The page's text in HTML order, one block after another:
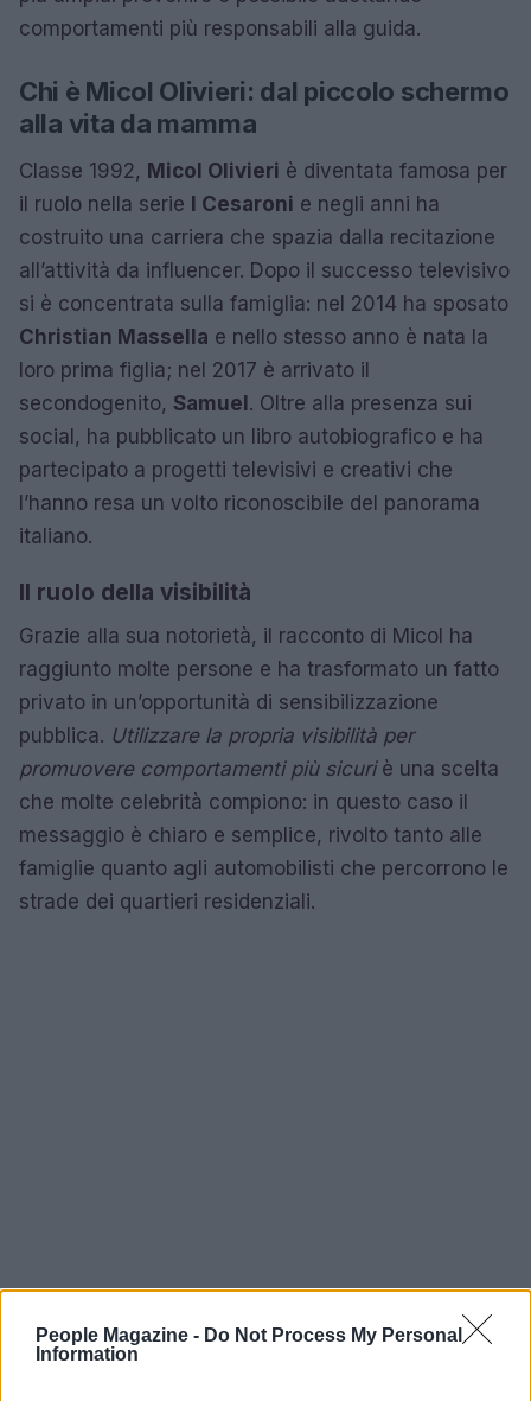
People Magazine - Do Not Process My Personal
Information
comportamenti più responsabili alla guida.
Chi è Micol Olivieri: dal piccolo schermo
alla vita da mamma
Classe 1992, Micol Olivieri è diventata famosa per
il ruolo nella serie I Cesaroni e negli anni ha
costruito una carriera che spazia dalla recitazione
all’attività da influencer. Dopo il successo televisivo
si è concentrata sulla famiglia: nel 2014 ha sposato
Christian Massella e nello stesso anno è nata la
loro prima figlia; nel 2017 è arrivato il
secondogenito, Samuel. Oltre alla presenza sui
social, ha pubblicato un libro autobiografico e ha
partecipato a progetti televisivi e creativi che
l’hanno resa un volto riconoscibile del panorama
italiano.
Il ruolo della visibilità
Grazie alla sua notorietà, il racconto di Micol ha
raggiunto molte persone e ha trasformato un fatto
privato in un’opportunità di sensibilizzazione
pubblica. Utilizzare la propria visibilità per
promuovere comportamenti più sicuriè una scelta
che molte celebrità compiono: in questo caso il
messaggio è chiaro e semplice, rivolto tanto alle
famiglie quanto agli automobilisti che percorrono le
strade dei quartieri residenziali.
Conclusione